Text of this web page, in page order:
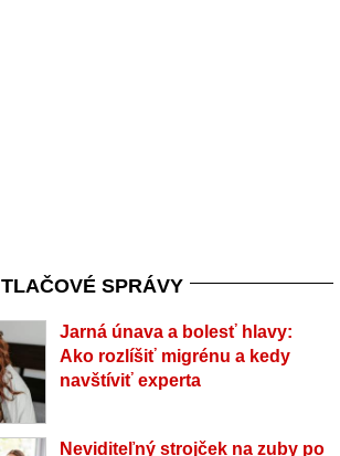
TLAČOVÉ SPRÁVY
Jarná únava a bolesť hlavy:
Ako rozlíšiť migrénu a kedy
navštíviť experta
Neviditeľný strojček na zuby po